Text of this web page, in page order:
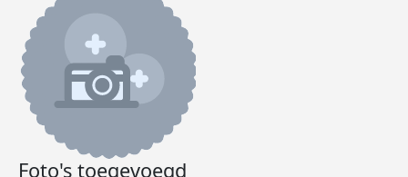
Foto's toegevoegd